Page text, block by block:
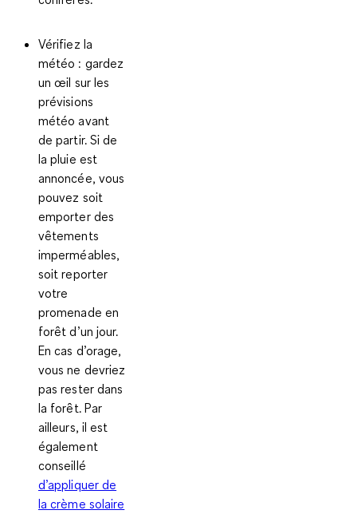
Vérifiez la
météo : gardez
un œil sur les
prévisions
météo avant
de partir. Si de
la pluie est
annoncée, vous
pouvez soit
emporter des
vêtements
imperméables,
soit reporter
votre
promenade en
forêt d’un jour.
En cas d’orage,
vous ne devriez
pas rester dans
la forêt. Par
ailleurs, il est
également
conseillé
d’appliquer de
la crème solaire